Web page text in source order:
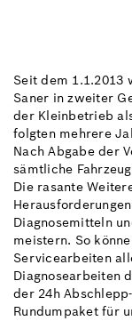
Seit dem 1.1.2013
Saner in zweiter
der Kleinbetrieb
folgten mehrere
Nach Abgabe der
sämtliche
Die rasante
Diagnosemitteln
meistern. So
Servicearbeiten
Diagnosearbeiten
der 24h
Rundumpaket für